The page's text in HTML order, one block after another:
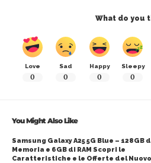
What do you
Love
0
Sad
0
Happy
0
Sleepy
0
You Might Also Like
Samsung Galaxy A25 5G Blue – 128GB
Memoria e 6GB di RAM Scopri le
Caratteristiche e le Offerte del Nuovo